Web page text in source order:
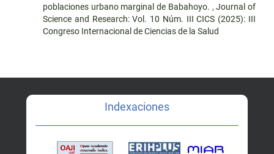
poblaciones urbano marginal de Babahoyo. ,Journal of
Science and Research: Vol. 10 Núm. III CICS (2025): III
Congreso Internacional de Ciencias de la Salud
Indexaciones